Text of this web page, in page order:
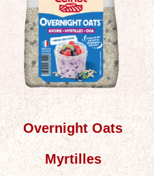
Overnight Oats
Myrtilles